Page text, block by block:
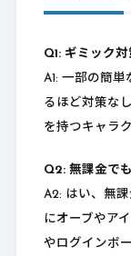
Q1: ギミック
A1: 一部の簡
るほど対策な
を持つキャラ
Q2: 無課金で
A2: はい、無
にオーブやア
やログインボ